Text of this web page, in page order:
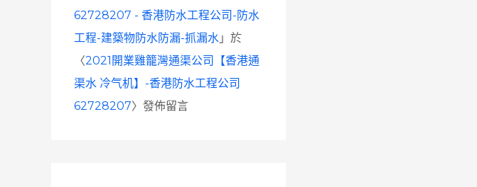
62728207 - 香港防水工程公司-防水
工程-建築物防水防漏-抓漏水 」於
〈2021開業雞籠灣通渠公司【香港通
渠水 冷气机】-香港防水工程公司
62728207〉發佈留言